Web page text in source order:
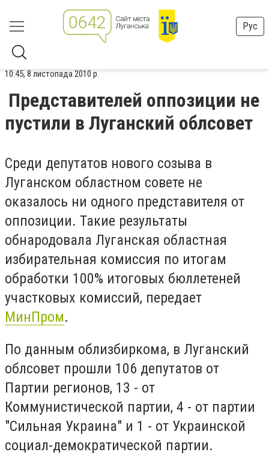
Рус
10:45, 8 листопада 2010 р.
Представителей оппозиции не
пустили в Луганский облсовет
Среди депутатов нового созыва в
Луганском областном совете не
оказалось ни одного представителя от
оппозиции. Такие результаты
обнародовала Луганская областная
избирательная комиссия по итогам
обработки 100% итоговых бюллетеней
участковых комиссий, передает
МинПром.
По данным облизбиркома, в Луганский
облсовет прошли 106 депутатов от
Партии регионов, 13 - от
Коммунистической партии, 4 - от партии
"Сильная Украина" и 1 - от Украинской
социал-демократической партии.